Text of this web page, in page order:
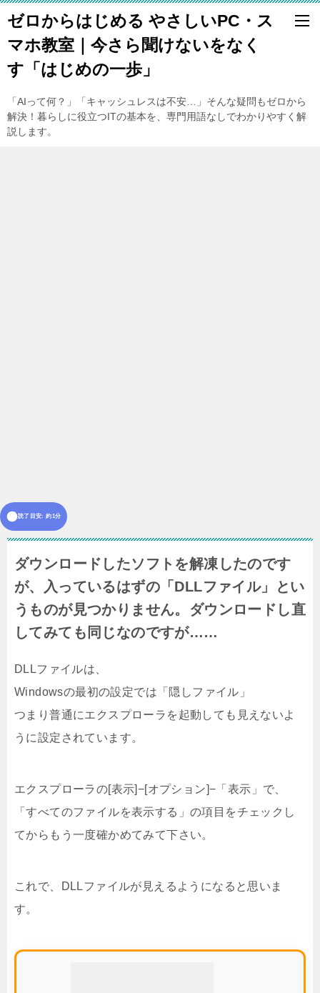
ゼロからはじめる やさしいPC・ス
マホ教室｜今さら聞けないをなく
す「はじめの一歩」
「AIって何？」「キャッシュレスは不安…」そんな疑問もゼロから
解決！暮らしに役立つITの基本を、専門用語なしでわかりやすく解
説します。
読了目安: 約1分
ダウンロードしたソフトを解凍したのです
が、入っているはずの「DLLファイル」とい
うものが見つかりません。ダウンロードし直
してみても同じなのですが……
DLLファイルは、
Windowsの最初の設定では「隠しファイル」
つまり普通にエクスプローラを起動しても見えないよ
うに設定されています。
エクスプローラの[表示]−[オプション]−「表示」で、
「すべてのファイルを表示する」の項目をチェックし
てからもう一度確かめてみて下さい。
これで、DLLファイルが見えるようになると思いま
す。